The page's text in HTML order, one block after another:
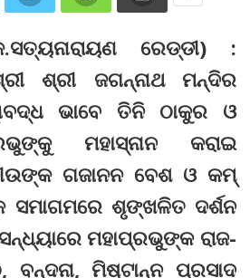
ରେଡ୍ଡୀ) :
ଶ୍ରୀ ଜଗନ୍ନାଥ ମନ୍ଦିର
ଭାବେ ତିନି ଠାକୁର ଓ
ମହାସ୍ନାନ କରାଇ
ଗଜାନନ ବେଶ ଓ କମ୍‌
ଶୃଙ୍ଖଳିତ ଦର୍ଶନ
ମହାପ୍ରଭୁଙ୍କ ରାଜ-
ବନ୍ଦନା, ମିଷ୍ଟାନ୍ନ ପ୍ରସାଦ